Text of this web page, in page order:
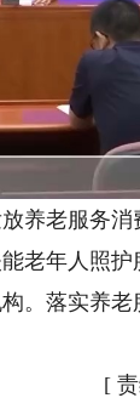
养老服务消
老年人照护
。落实养老
[